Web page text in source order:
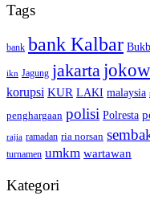
Tags
bank bank Kalbar
ikn Jagung jakarta
korupsi KUR LAKI malaysia
penghargaan polisi Polresta
rajia ramadan ria norsan
turnamen umkm wartawan
Kategori